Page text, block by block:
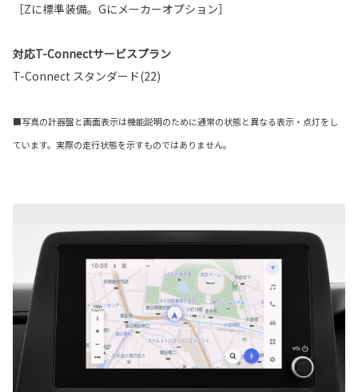
［Zに標準装備。Gにメーカーオプション］
対応T-Connectサービスプラン
T-Connect スタンダード(22)
■写真の計器盤と画面表示は機能説明のために通常の状態と異なる表示・点灯をし
ています。実際の走行状態を示すものではありません。